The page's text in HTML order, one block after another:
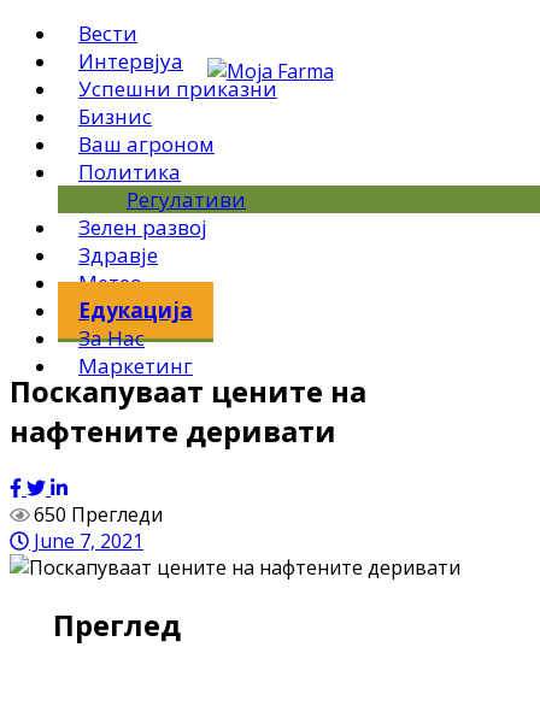
Вести
Интервјуа
Успешни приказни
Бизнис
Ваш агроном
Политика
Регулативи
Зелен развој
Здравје
Метео
Едукација
За Нас
Маркетинг
Поскапуваат цените на
нафтените деривати
650 Прегледи
June 7, 2021
Преглед